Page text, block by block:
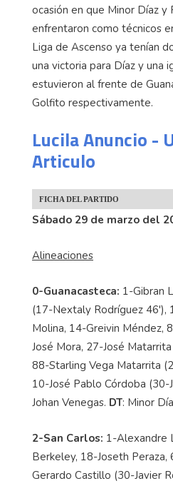
ocasión en que Minor Díaz y
enfrentaron como técnicos
Liga de Ascenso ya tenían
una victoria para Díaz y una
estuvieron al frente de
Golfito respectivamente.
Lucila Anuncio -
Articulo
FICHA DEL PARTIDO
Sábado 29 de marzo del
Alineaciones
0-Guanacasteca: 1-Gibran
(17-Nextaly Rodríguez 46'),
Molina, 14-Greivin Méndez,
José Mora, 27-José
88-Starling Vega Matarrita
10-José Pablo Córdoba (30-
Johan Venegas. DT: Minor
2-San Carlos: 1-Alexandre
Berkeley, 18-Joseth Peraza,
Gerardo Castillo (30-Javier